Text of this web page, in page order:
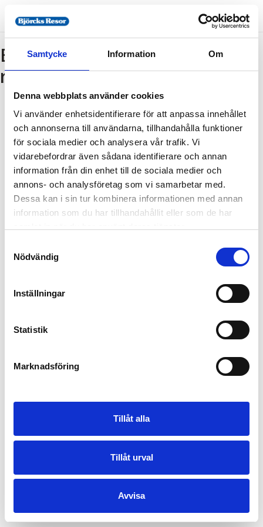
Samtycke Information Om
Denna webbplats använder cookies
Vi använder enhetsidentifierare för att anpassa innehållet
och annonserna till användarna, tillhandahålla funktioner
för sociala medier och analysera vår trafik. Vi
vidarebefordrar även sådana identifierare och annan
information från din enhet till de sociala medier och
annons- och analysföretag som vi samarbetar med.
Dessa kan i sin tur kombinera informationen med annan
information som du har tillhandahållit eller som de har
Nödvändig
Inställningar
Statistik
Marknadsföring
Tillåt alla
Tillåt urval
Avvisa
Bokning - Tillbaka till
resebeskrivningen
Tillbaka till resebeskrivningen
1. Antal resenärer och rum
2. Personupplysningar
3. Betalning
Fel